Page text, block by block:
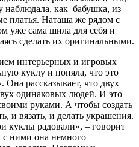
наблюдала, как бабушка, из
платья. Наташа же рядом с
уже сама шила для себя и
сделать их оригинальными.
интерьерных и игровых
куклу и поняла, что это
Она рассказывает, что двух
одинаковых людей. И это
руками. А чтобы создать
и вязать, и делать украшения.
куклы радовали», – говорит
с ними она немного